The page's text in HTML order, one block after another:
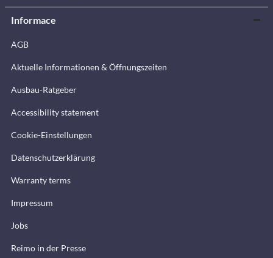
Informace
AGB
Aktuelle Informationen & Öffnungszeiten
Ausbau-Ratgeber
Accessibility statement
Cookie-Einstellungen
Datenschutzerklärung
Warranty terms
Impressum
Jobs
Reimo in der Presse